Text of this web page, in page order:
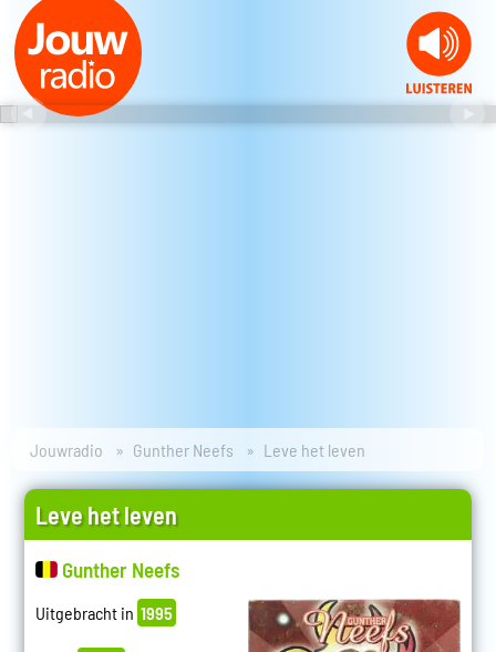
Jouwradio Gunther Neefs Leve het leven
Leve het leven
Gunther Neefs
Uitgebracht in 1995